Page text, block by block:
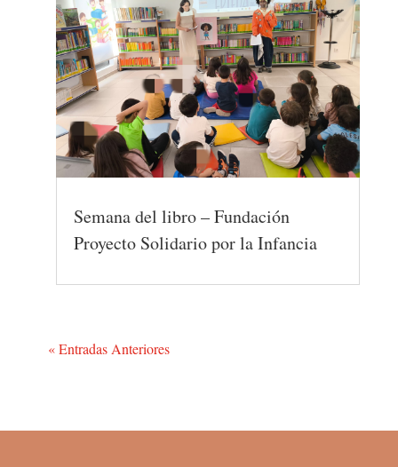
Semana del libro – Fundación
Proyecto Solidario por la Infancia
« Entradas Anteriores